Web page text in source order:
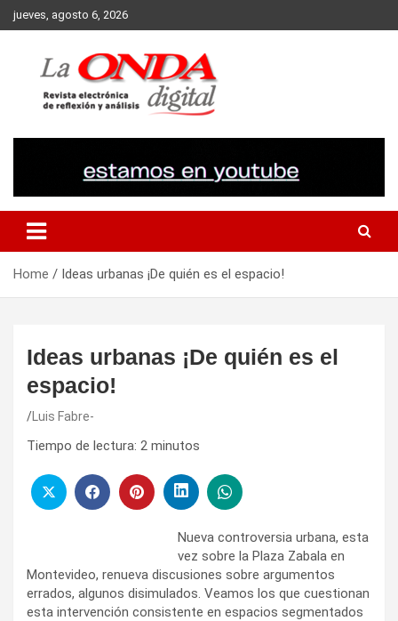
Skip
to
jueves, agosto 6, 2026
Home Ideas urbanas ¡De quién es el espacio!
Ideas urbanas ¡De quién es el
espacio!
Luis Fabre-
Tiempo de lectura: 2 minutos
Nueva controversia urbana, esta
vez sobre la Plaza Zabala en
Montevideo, renueva discusiones sobre argumentos
errados, algunos disimulados. Veamos los que cuestionan
esta intervención consistente en espacios segmentados